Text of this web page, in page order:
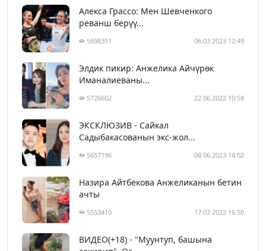
Алекса Грассо: Мен Шевченкого
реванш берүү...
5898351 06.03.2023 12:49
Элдик пикир: Анжелика Айчүрөк
Иманалиеваны...
5726602 22.06.2022 10:58
ЭКСКЛЮЗИВ - Сайкал
Садыбакасованын экс-жол...
5657196 08.06.2023 14:02
Назира Айтбекова Анжеликанын бетин
ачты
5553410 17.07.2022 16:50
ВИДЕО(+18) - "Муунтуп, башына